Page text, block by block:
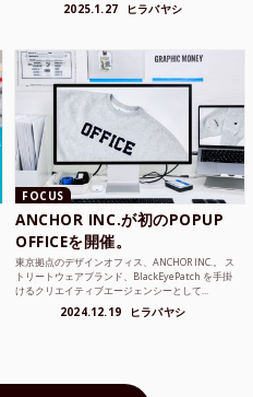
2025.1.27 ヒラバヤシ
FOCUS
ANCHOR INC.が初のPOPUP
OFFICEを開催。
東京拠点のデザインオフィス、ANCHOR INC.。 ス
トリートウェアブランド、BlackEyePatch を手掛
けるクリエイティブエージェンシーとして...
2024.12.19 ヒラバヤシ